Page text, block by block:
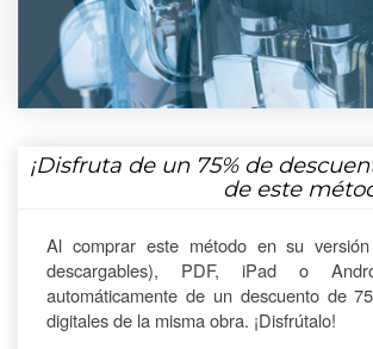
¡Disfruta de un 75%de
de este
Al comprar este método en su
descargables), PDF, iPad o
automáticamente de un descuento de
digitales de la misma obra. ¡Disfrútalo!